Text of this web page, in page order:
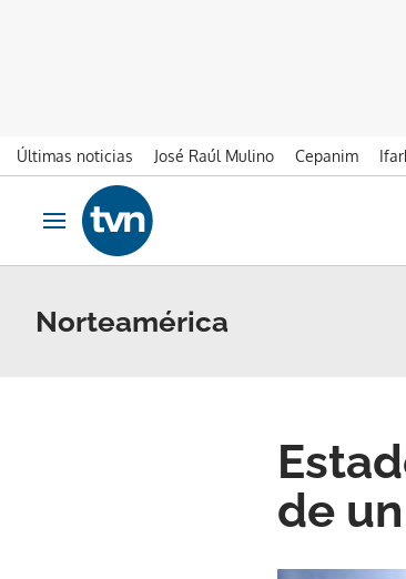
Últimas noticias José Raúl Mulino Cepanim
Ir al contenido
Obrir navegació
Norteamérica
de